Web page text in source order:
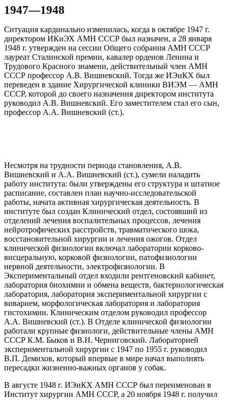
1947—1948
Ситуация кардинально изменилась, когда в октябре 1947 г.
директором ИКиЭХ АМН СССР был назначен, а 28 января
1948 г. утвержден на сессии Общего собрания АМН СССР
лауреат Сталинской премии, кавалер орденов Ленина и
Трудового Красного знамени, действительный член АМН
СССР профессор А.В. Вишневский. Тогда же ИЭиКХ был
переведен в здание Хирургической клиники ВИЭМ — АМН
СССР, которой до своего назначения директором института
руководил А.В. Вишневский. Его заместителем стал его сын,
профессор А.А. Вишневский (ст.).
Несмотря на трудности периода становления, А.В.
Вишневский и А.А. Вишневский (ст.), сумели наладить
работу института: были утверждены его структура и штатное
расписание, составлен план научно-исследовательской
работы, начата активная хирургическая деятельность. В
институте был создан Клинический отдел, состоявший из
отделений лечения воспалительных процессов, лечения
нейротрофических расстройств, травматического шока,
восстановительной хирургии и лечения ожогов. Отдел
клинической физиологии включал лаборатории корково-
висцеральную, корковой физиологии, патофизиологии
нервной деятельности, электрофизиологии. В
Экспериментальный отдел входили рентгеновский кабинет,
лаборатория биохимии и обмена веществ, бактериологическая
лаборатория, лаборатория экспериментальной хирургии с
виварием, морфологическая лаборатория и лаборатория
гистохимии. Клиническим отделом руководил профессор
А.А. Вишневский (ст.). В Отделе клинической физиологии
работали крупные физиологи, действительные члены АМН
СССР К.М. Быков и В.Н. Черниговский. Лабораторией
экспериментальной хирургии с 1947 по 1955 г. руководил
В.П. Демихов, который впервые в мире начал выполнять
пересадки жизненно-важных органов у собак.
В августе 1948 г. ИЭиКХ АМН СССР был переименован в
Институт хирургии АМН СССР, а 20 ноября 1948 г. получил